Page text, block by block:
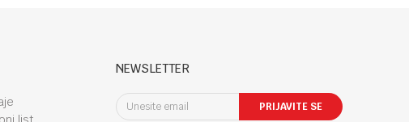
NEWSLETTER
PRIJAVITE SE